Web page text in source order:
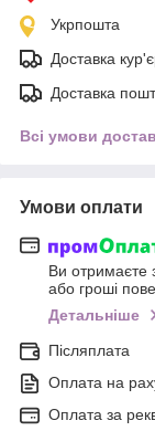
Укрпошта
Доставка
Доставка
Всі умови
Умови оплати
Ви отримаєте
або гроші
Детальніше
Післяплата
Оплата на
Оплата за